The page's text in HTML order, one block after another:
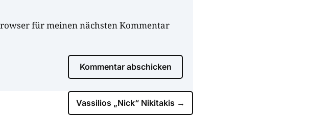
für meinen nächsten Kommentar
Kommentar abschicken
Vassilios „Nick“ Nikitakis →